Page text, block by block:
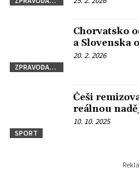
ZPRAVODAJSTVÍ
Chorvatsko
a Slovenska
20. 2. 2026
SPORT
Češi
reálnou
10. 10. 2025